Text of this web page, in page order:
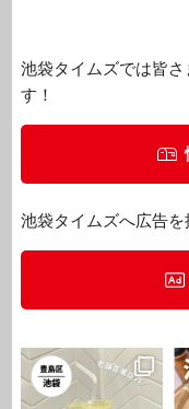
池袋タイムズでは皆
す！
池袋タイムズへ広告を